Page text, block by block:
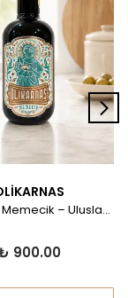
Olikarnas Memecik – Uluslararası Ödüllü Erken Hasat Natürel Sızma Zeytinyağı | Soğuk Sıkım | Yüksek Polifenol | Premium Ege Zeytinyağı 500ml
900.00